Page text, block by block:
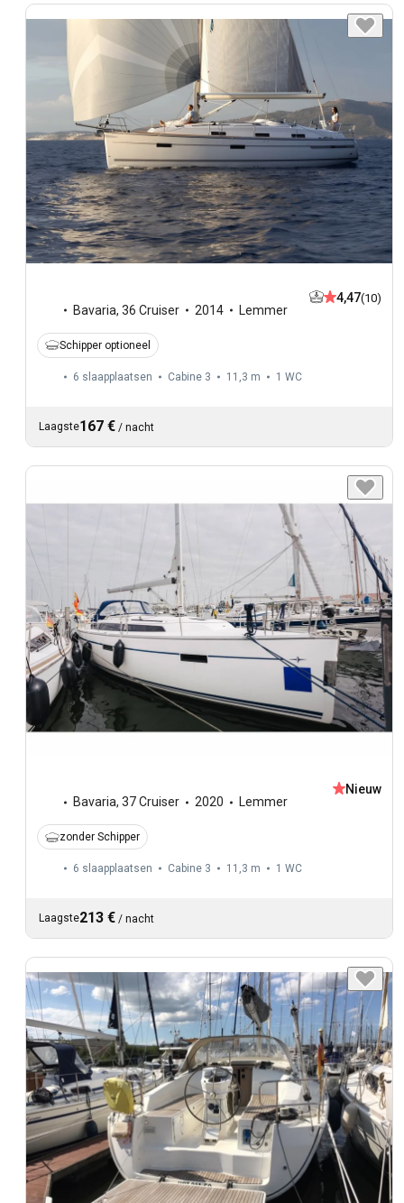
Bavaria, 36 Cruiser 2014 Lemmer
4,47(10)
Schipper optioneel
6 slaapplaatsen Cabine 3 11,3 m 1 WC
Laagste167 € / nacht
Bavaria, 37 Cruiser 2020 Lemmer
Nieuw
zonder Schipper
6 slaapplaatsen Cabine 3 11,3 m 1 WC
Laagste213 € / nacht